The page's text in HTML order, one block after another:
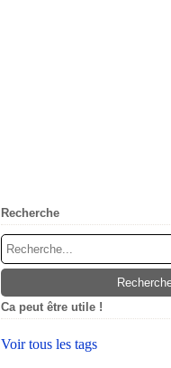
Recherche
Ca peut être utile !
Voir tous les tags